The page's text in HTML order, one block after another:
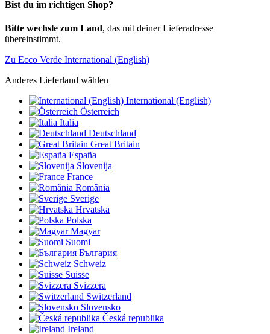
Bist du im richtigen Shop?
Bitte wechsle zum Land, das mit deiner Lieferadresse
übereinstimmt.
Zu Ecco Verde International (English)
Anderes Lieferland wählen
International (English)
Österreich
Italia
Deutschland
Great Britain
España
Slovenija
France
România
Sverige
Hrvatska
Polska
Magyar
Suomi
България
Schweiz
Suisse
Svizzera
Switzerland
Slovensko
Česká republika
Ireland